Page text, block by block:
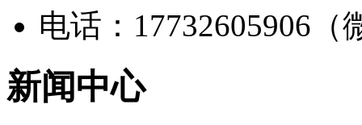
电话：17732605906（
新闻中心